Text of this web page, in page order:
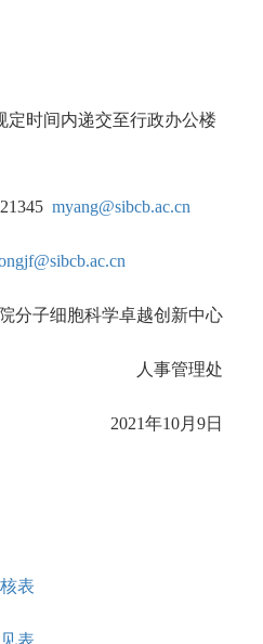
时间内递交至行政办公楼
myang@sibcb.ac.cn
子细胞科学卓越创新中心
人事管理处
2021年10月9日
表
表